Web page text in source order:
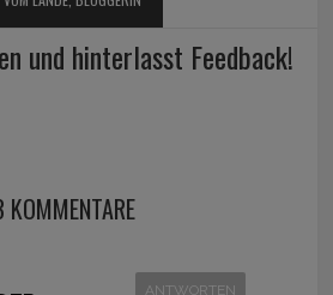
und hinterlasst Feedback!
KOMMENTARE
ANTWORTEN